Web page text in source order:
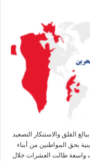
القلق والاستنكار التصعيد
بحق المواطنين من أبناء
واسعة طالت العشرات خلال